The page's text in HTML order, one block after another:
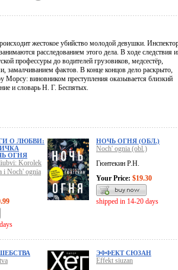
жестокое убийство молодой девушки.
расследованием этого дела. В ходе следствия
профессуры до водителей грузовиков, медсестёр,
замалчиванием фактов. В конце концов дело раскрыто,
Морсу: виновником преступления оказывается близкий
и словарь Н. Г. Беспятых.
О ЛЮБВИ:
ОГНЯ
Korolek
i Noch' ognia
НОЧЬ ОГНЯ (ОБЛ.)
Noch' ognia (obl.)
Гюнтекин Р.Н.
Your Price: $19.30
shipped in 14-20 days
ЭФФЕКТ СЮЗАН
Effekt siuzan